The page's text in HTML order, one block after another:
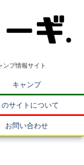
ンプ情報サイト
キャンプ
のサイトについて
お問い合わせ